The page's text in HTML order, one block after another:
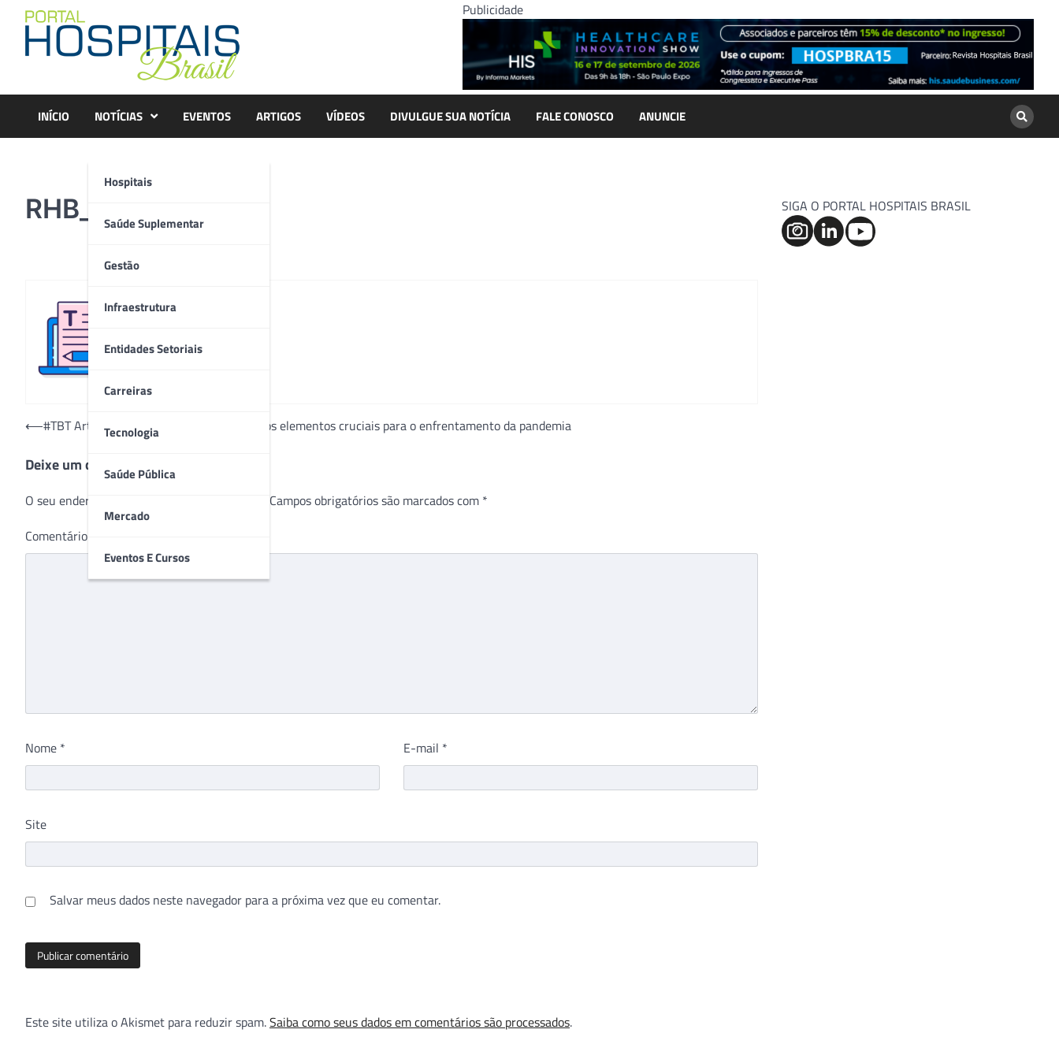
content
Publicidade
INÍCIO NOTÍCIAS
Hospitais
Saúde Suplementar
Gestão
Infraestrutura
Entidades Setoriais
Carreiras
Tecnologia
Saúde Pública
Mercado
Eventos E Cursos
EVENTOS ARTIGOS VÍDEOS DIVULGUE SUA NOTÍCIA FALE CONOSCO ANUNCIE
RHB_Humanização
Navegação
Post
⟵#TBT Artigo – A humanizaçāo como um dos elementos cruciais para o enfrentamento da pandemia
Deixe um comentário
O seu endereço de e-mail não será publicado. Campos obrigatórios são marcados com *
Comentário
Nome * E-mail *
Site
Salvar meus dados neste navegador para a próxima vez que eu comentar.
Este site utiliza o Akismet para reduzir spam.Saiba como seus dados em comentários são processados.
SIGA O PORTAL HOSPITAIS BRASIL